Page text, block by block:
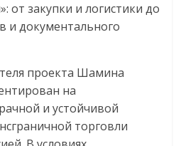
от закупки и логистики до
и документального
проекта Шамина
на
и устойчивой
торговли